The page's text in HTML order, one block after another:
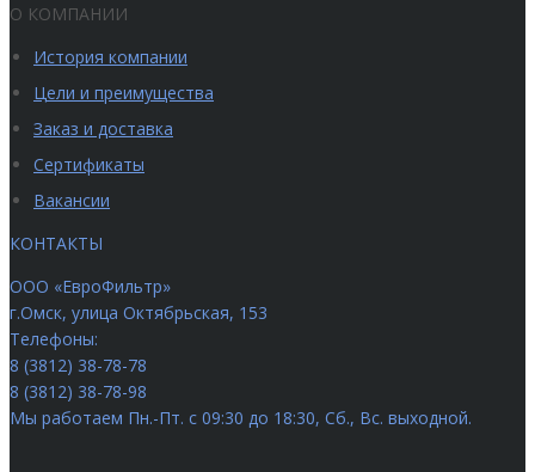
О КОМПАНИИ
История компании
Цели и преимущества
Заказ и доставка
Сертификаты
Вакансии
КОНТАКТЫ
ООО «ЕвроФильтр»
г.Омск, улица Октябрьская, 153
Телефоны:
8 (3812) 38-78-78
8 (3812) 38-78-98
Мы работаем Пн.-Пт. с 09:30 до 18:30, Сб., Вс. выходной.